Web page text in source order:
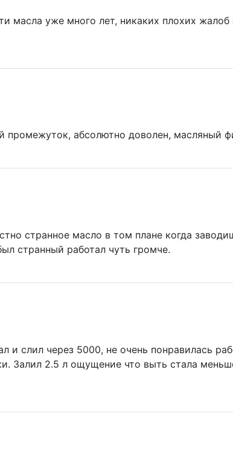
масла уже много лет, никаких плохих жалоб
абсолютно доволен, масляный
странное масло в том плане когда
странный работал чуть громче.
и слил через 5000, не очень понравилась
Залил 2.5 л ощущение что выть стала